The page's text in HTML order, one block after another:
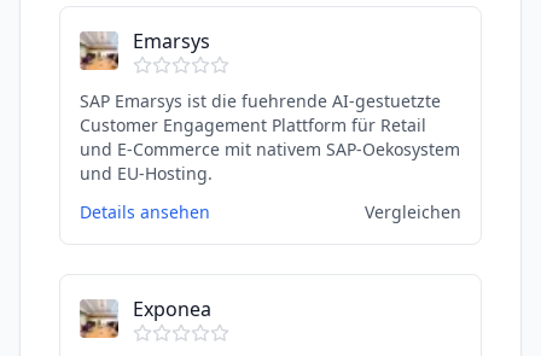
Emarsys
SAP Emarsys ist die fuehrende AI-gestuetzte
Customer Engagement Plattform für Retail
und E-Commerce mit nativem SAP-Oekosystem
und EU-Hosting.
Details ansehen
Vergleichen
Exponea